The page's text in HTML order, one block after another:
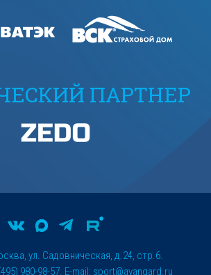
ПАРТНЕР
ул. Садовническая, д.24, стр.6.
980-98-57. E-mail: sport@avangard.ru